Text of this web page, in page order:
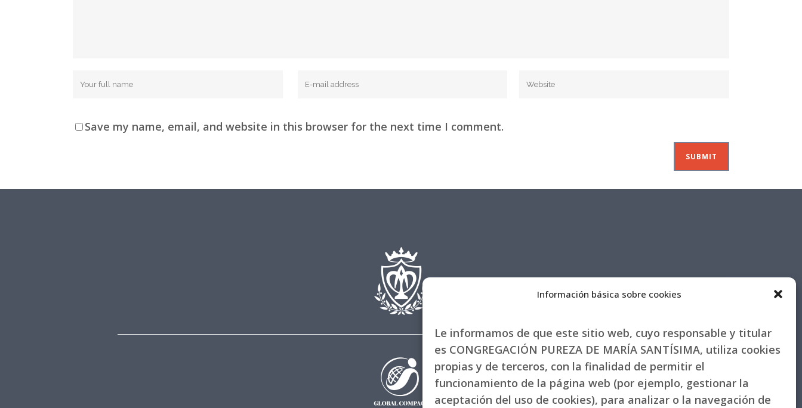
Información básica sobre cookies
Le informamos de que este sitio web, cuyo responsable y titular
es CONGREGACIÓN PUREZA DE MARÍA SANTÍSIMA, utiliza cookies
propias y de terceros, con la finalidad de permitir el
funcionamiento de la página web (por ejemplo, gestionar la
aceptación del uso de cookies), para analizar o la navegación de
Save my name, email, and website in this browser for the next time I comment.